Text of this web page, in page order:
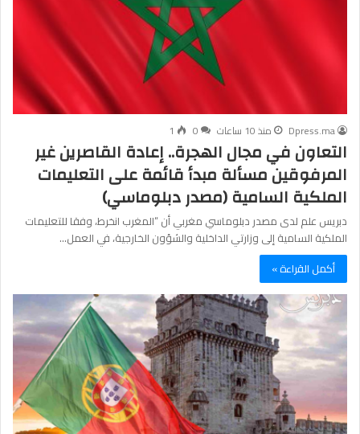
Dpress.ma منذ 10 ساعات 0
1
التعاون في مجال الهجرة.. إعادة القاصرين غير
المرفوقين مسألة مبدأ قائمة على التعليمات
الملكية السامية (مصدر دبلوماسي)
دبريس علم لدى مصدر دبلوماسي مغربي أن “المغرب انخرط، وفقا للتعليمات
الملكية السامية إلى وزارتي الداخلية والشؤون الخارجية، في العمل…
أكمل القراءة »